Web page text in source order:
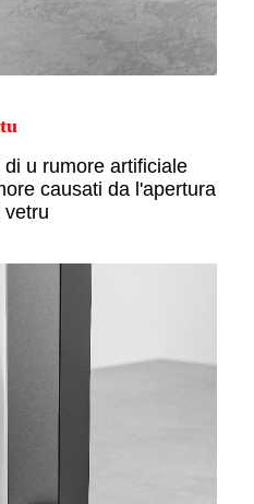
u rumore artificiale
causati da l'apertura
vetru